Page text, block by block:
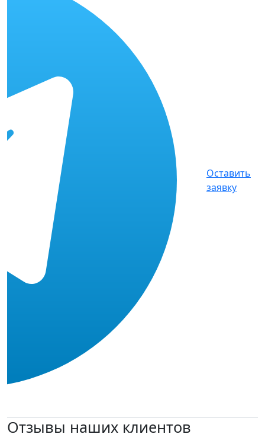
Оставить
заявку
Отзывы наших клиентов